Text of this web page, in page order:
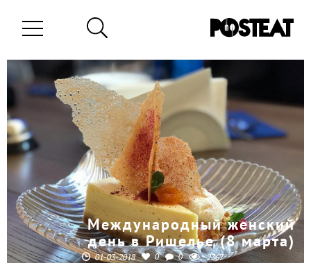
Международный женский
день в Ришелье (8 марта)
01-03-2018 0 0 2367